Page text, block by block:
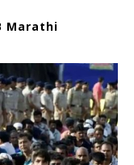
Marathi